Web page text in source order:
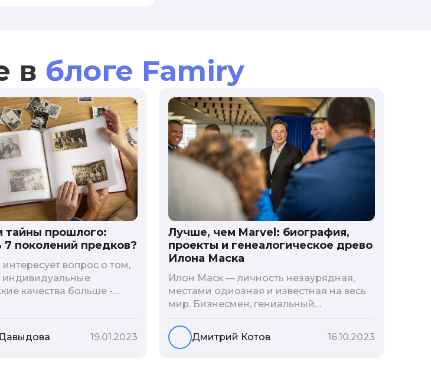
в блоге Famiry
тайны прошлого:
7 поколений предков?
вопрос о том,
индивидуальные
качества больше -
практике
геноскоп - влияние
предков на судьбу
19.01.2023
Лучше, чем Marvel: биография,
проекты и генеалогическое древо
Илона Маска
Илон Маск — личность незаурядная,
местами одиозная и известная на весь
мир. Бизнесмен, гениальный
изобретатель и миллиардер, живой
прообраз экранного Железного
человека — настоящий супергерой в
Дмитрий Котов 16.10.2023